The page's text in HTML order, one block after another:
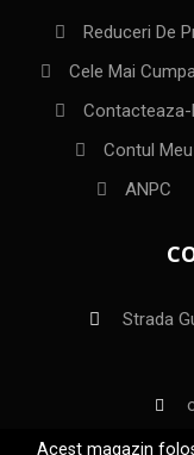
Reduceri De
Cele Mai
Contacteaza-
Contul Meu
ANPC
Strada
Acest magazin